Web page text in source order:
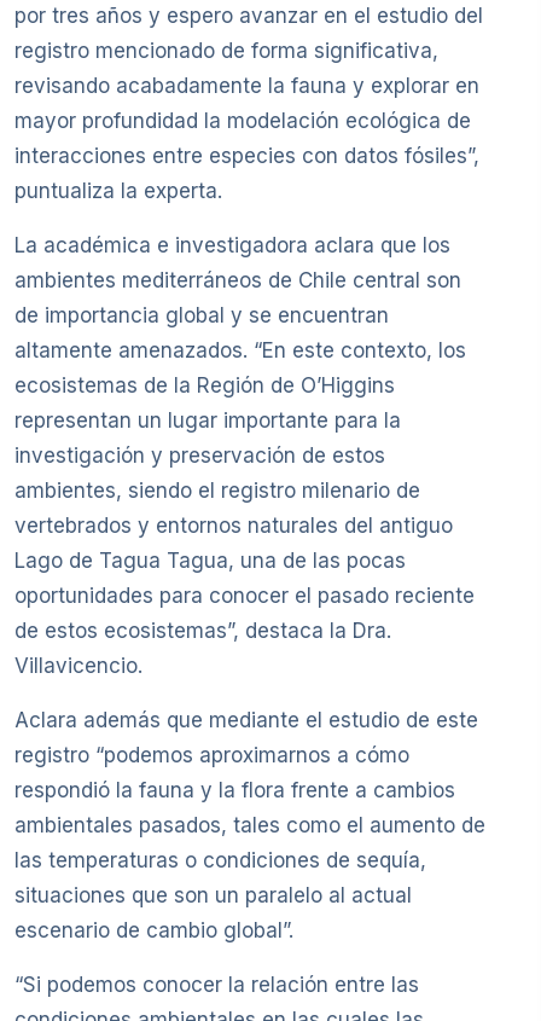
por tres años y espero avanzar en el estudio del
registro mencionado de forma significativa,
revisando acabadamente la fauna y explorar en
mayor profundidad la modelación ecológica de
interacciones entre especies con datos fósiles”,
puntualiza la experta.
La académica e investigadora aclara que los
ambientes mediterráneos de Chile central son
de importancia global y se encuentran
altamente amenazados. “En este contexto, los
ecosistemas de la Región de O’Higgins
representan un lugar importante para la
investigación y preservación de estos
ambientes, siendo el registro milenario de
vertebrados y entornos naturales del antiguo
Lago de Tagua Tagua, una de las pocas
oportunidades para conocer el pasado reciente
de estos ecosistemas”, destaca la Dra.
Villavicencio.
Aclara además que mediante el estudio de este
registro “podemos aproximarnos a cómo
respondió la fauna y la flora frente a cambios
ambientales pasados, tales como el aumento de
las temperaturas o condiciones de sequía,
situaciones que son un paralelo al actual
escenario de cambio global”.
“Si podemos conocer la relación entre las